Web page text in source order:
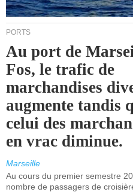
PORTS
Au port de
Fos, le trafic de
marchandises
augmente tandis
celui des
en vrac diminue.
Marseille
Au cours du premier semestre
nombre de passagers de